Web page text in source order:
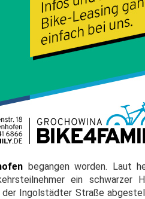
begangen worden. Laut
ein schwarzer
der Ingolstädter Straße